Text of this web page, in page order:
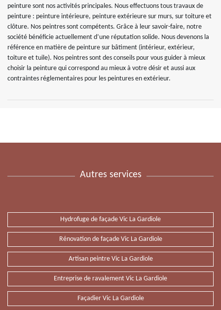
peinture sont nos activités principales. Nous effectuons tous travaux de
peinture : peinture intérieure, peinture extérieure sur murs, sur toiture et
clôture. Nos peintres sont compétents. Grâce à leur savoir-faire, notre
société bénéficie actuellement d’une réputation solide. Nous devenons la
référence en matière de peinture sur bâtiment (intérieur, extérieur,
toiture et tuile). Nos peintres sont des conseils pour vous guider à mieux
choisir la peinture qui correspond au mieux à votre désir et aussi aux
contraintes réglementaires pour les peintures en extérieur.
Autres services
Hydrofuge de façade Vic La Gardiole
Rénovation de façade Vic La Gardiole
Artisan peintre Vic La Gardiole
Entreprise de ravalement Vic La Gardiole
Façadier Vic La Gardiole